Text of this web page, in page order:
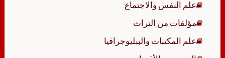
علم النفس والاجتماع
مؤلفات من التراث
علم المكتبات والببليوجرافيا